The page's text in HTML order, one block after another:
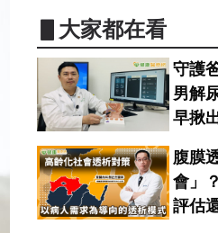
▋大家都在看
守護
男解
早揪
腹膜
會」
評估